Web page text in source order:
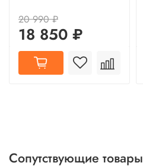
20 990 ₽
18 850 ₽
Сопутствующие товары